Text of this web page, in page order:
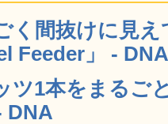
く間抜けに見
Feeder」 - DNA
ツ1本をまるご
DNA